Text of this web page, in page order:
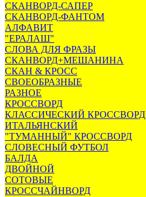
СКАНВОРД-САПЕР
СКАНВОРД-ФАНТОМ
АЛФАВИТ
"ЕРАЛАШ"
СЛОВА ДЛЯ ФРАЗЫ
СКАНВОРД+МЕШАНИНА
СКАН & КРОСС
СВОЕОБРАЗНЫЕ
РАЗНОЕ
КРОССВОРД
КЛАССИЧЕСКИЙ КРОССВОРД
ИТАЛЬЯНСКИЙ
"ТУМАННЫЙ" КРОССВОРД
СЛОВЕСНЫЙ ФУТБОЛ
БАЛДА
ДВОЙНОЙ
СОТОВЫЕ
КРОССЧАЙНВОРД